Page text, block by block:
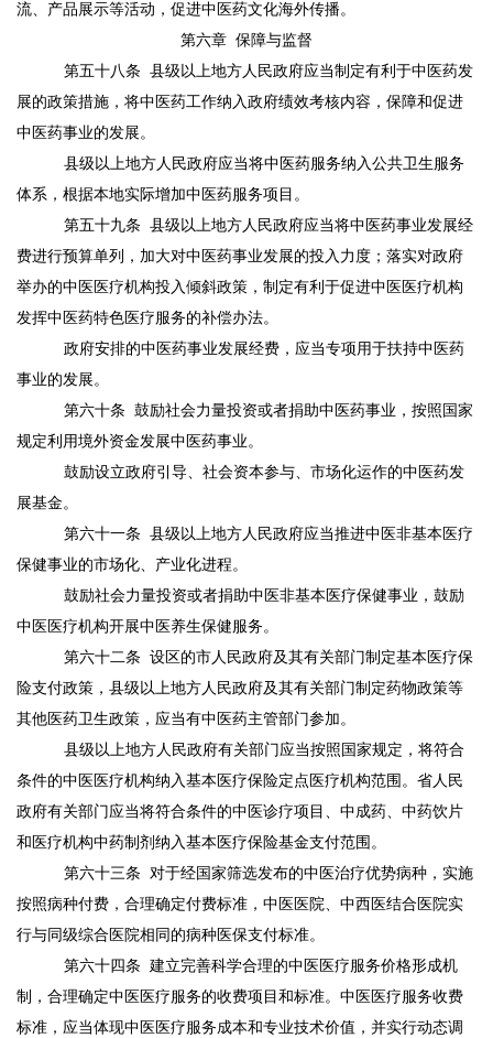
流、产品展示等活动，促进中医药文化海外传播。
第六章 保障与监督
第五十八条 县级以上地方人民政府应当制定有利于中医药发
展的政策措施，将中医药工作纳入政府绩效考核内容，保障和促进
中医药事业的发展。
县级以上地方人民政府应当将中医药服务纳入公共卫生服务
体系，根据本地实际增加中医药服务项目。
第五十九条 县级以上地方人民政府应当将中医药事业发展经
费进行预算单列，加大对中医药事业发展的投入力度；落实对政府
举办的中医医疗机构投入倾斜政策，制定有利于促进中医医疗机构
发挥中医药特色医疗服务的补偿办法。
政府安排的中医药事业发展经费，应当专项用于扶持中医药
事业的发展。
第六十条 鼓励社会力量投资或者捐助中医药事业，按照国家
规定利用境外资金发展中医药事业。
鼓励设立政府引导、社会资本参与、市场化运作的中医药发
展基金。
第六十一条 县级以上地方人民政府应当推进中医非基本医疗
保健事业的市场化、产业化进程。
鼓励社会力量投资或者捐助中医非基本医疗保健事业，鼓励
中医医疗机构开展中医养生保健服务。
第六十二条 设区的市人民政府及其有关部门制定基本医疗保
险支付政策，县级以上地方人民政府及其有关部门制定药物政策等
其他医药卫生政策，应当有中医药主管部门参加。
县级以上地方人民政府有关部门应当按照国家规定，将符合
条件的中医医疗机构纳入基本医疗保险定点医疗机构范围。省人民
政府有关部门应当将符合条件的中医诊疗项目、中成药、中药饮片
和医疗机构中药制剂纳入基本医疗保险基金支付范围。
第六十三条 对于经国家筛选发布的中医治疗优势病种，实施
按照病种付费，合理确定付费标准，中医医院、 中西医结合医院实
行与同级综合医院相同的病种医保支付标准。
第六十四条 建立完善科学合理的中医医疗服务价格形成机
制，合理确定中医医疗服务的收费项目和标准。中医医疗服务收费
标准，应当体现中医医疗服务成本和专业技术价值，并实行动态调